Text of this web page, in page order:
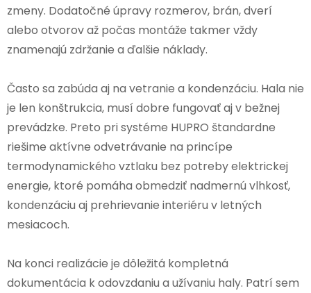
zmeny. Dodatočné úpravy rozmerov, brán, dverí
alebo otvorov až počas montáže takmer vždy
znamenajú zdržanie a ďalšie náklady.
Často sa zabúda aj na vetranie a kondenzáciu. Hala nie
je len konštrukcia, musí dobre fungovať aj v bežnej
prevádzke. Preto pri systéme HUPRO štandardne
riešime aktívne odvetrávanie na princípe
termodynamického vztlaku bez potreby elektrickej
energie, ktoré pomáha obmedziť nadmernú vlhkosť,
kondenzáciu aj prehrievanie interiéru v letných
mesiacoch.
Na konci realizácie je dôležitá kompletná
dokumentácia k odovzdaniu a užívaniu haly. Patrí sem